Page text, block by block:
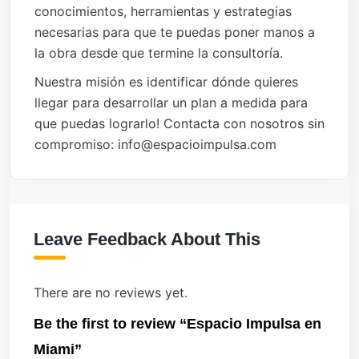
conocimientos, herramientas y estrategias
necesarias para que te puedas poner manos a
la obra desde que termine la consultoría.
Nuestra misión es identificar dónde quieres
llegar para desarrollar un plan a medida para
que puedas lograrlo! Contacta con nosotros sin
compromiso: info@espacioimpulsa.com
Leave Feedback About This
There are no reviews yet.
Be the first to review “Espacio Impulsa en
Miami”